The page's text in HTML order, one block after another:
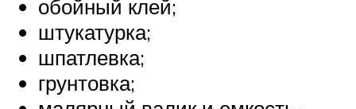
обойный клей;
штукатурка;
шпатлевка;
грунтовка;